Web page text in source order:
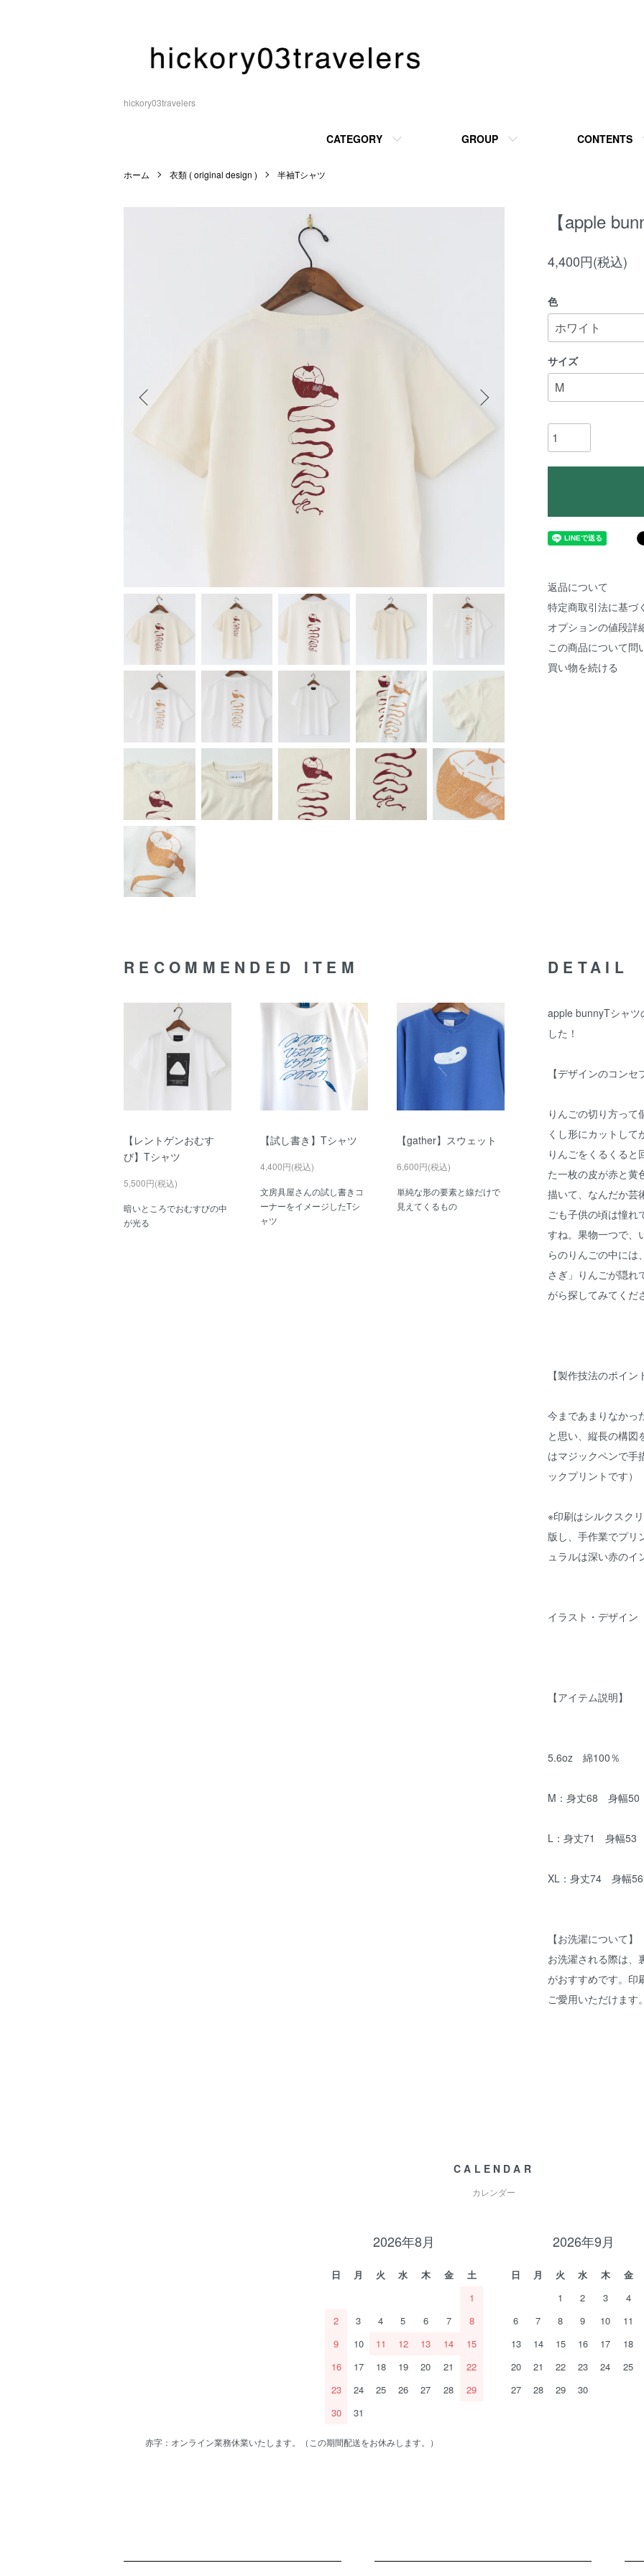
hickory03travelers
CATEGORY GROUP CONTENTS
ホーム 衣類 ( original design ) 半袖Tシャツ
【apple
4,400円(税込)
色
サイズ
返品について
特定商取引法に基づ
オプションの値段詳
この商品について問
買い物を続ける
DETAIL
apple bunnyTシャツ
した！
【デザインのコンセ
りんごの切り方っ
くし形にカットして
りんごをくるくると
た一枚の皮が赤と黄
描いて、なんだか芸
ごも子供の頃は憧れ
すね。果物一つで、
らのりんごの中には
さぎ」りんごが隠れ
がら探してみてくだ
【製作技法のポイン
今まであまりなかっ
と思い、縦長の構図
はマジックペンで手
ックプリントです）
※印刷はシルクスク
版し、手作業でプリ
ュラルは深い赤のイ
イラスト・デザイ
【アイテム説明】
5.6oz 綿100％
M：身丈68 身幅
L：身丈71 身幅
XL：身丈74 身幅
【お洗濯について】
お洗濯される際は、
がおすすめです。印
ご愛用いただけます。
RECOMMENDED ITEM
【レントゲンおむす
び】Tシャツ
5,500円(税込)
暗いところでおむすびの中
が光る
【試し書き】Tシャツ
4,400円(税込)
文房具屋さんの試し書きコ
ーナーをイメージしたTシ
ャツ
【gather】スウェット
6,600円(税込)
単純な形の要素と線だけで
見えてくるもの
CALENDAR
カレンダー
2026年8月
日 月 火 水 木 金
土
1
2
3 4 5 6 7
8
9
10 11 12 13 14
15
16
17 18 19 20 21
22
23
24 25 26 27 28
29
30
31
2026年9月
日 月 火 水 木 金
1
2 3 4
6
7 8 9 10 11
13
14 15 16 17 18
20
21 22 23 24 25
27
28 29 30
赤字：オンライン業務休業いたします。（この期間配送をお休みします。）